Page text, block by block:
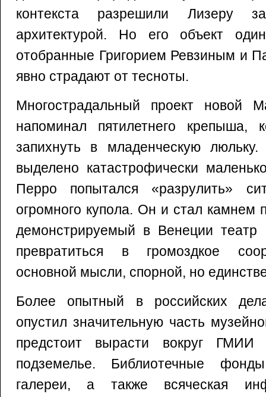
контекста разрешили Лизеру
архитектурой. Но его объект
отобранные Григорием Ревзиным и
явно страдают от тесноты.
Многострадальный проект новой
напоминал пятилетнего крепыша,
запихнуть в младенческую
выделено катастрофически
Перро попытался «разрулить»
огромного купола. Он и стал камнем
демонстрируемый в Венеции театр
превратиться в громоздкое
основной мысли, спорной, но
Более опытный в российских
опустил значительную часть
предстоит вырасти вокруг
подземелье. Библиотечные
галереи, а также всяческая